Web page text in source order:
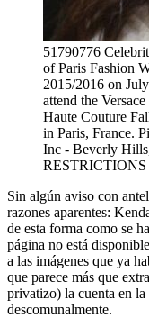
51790776
of Paris Fashion
2015/2016 on
attend the
Haute Couture
in Paris, France.
Inc - Beverly
Sin algún aviso con
razones aparentes:
de esta forma como se
página no está
a las imágenes que ya
que parece más que
privatizo) la cuenta en
descomunalmente.